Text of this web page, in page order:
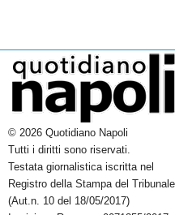
© 2026 Quotidiano Napoli
Tutti i diritti sono riservati.
Testata giornalistica iscritta nel
Registro della Stampa del
(Aut.n. 10 del 18/05/2017)